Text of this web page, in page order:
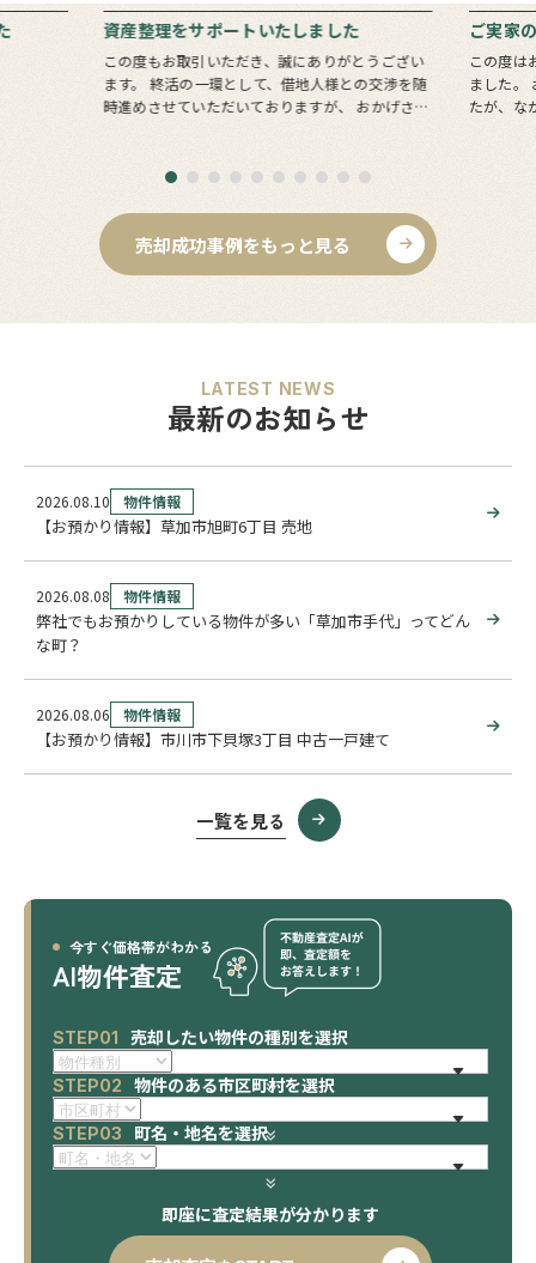
資産整理をサポートいたしました
この度もお取引いただき、誠にありがとうござい
ます。 終活の一環として、借地人様との交渉を随
時進めさせていただいておりますが、 おかげさま
ご実家
この度は
ました。 お問い合わせいただいたのは息子様でし
たが、な
売却成功事例をもっと見る
LATEST NEWS
最新のお知らせ
2026.08.10 物件情報
【お預かり情報】草加市旭町6丁目 売地
2026.08.08 物件情報
弊社でもお預かりしている物件が多い「草加市手代」ってどん
な町？
2026.08.06 物件情報
【お預かり情報】市川市下貝塚3丁目 中古一戸建て
一覧を見る
今すぐ価格帯がわかる
AI物件査定
STEP01 売却したい物件の種別を選択
STEP02 物件のある市区町村を選択
STEP03 町名・地名を選択
即座に査定結果が分かります